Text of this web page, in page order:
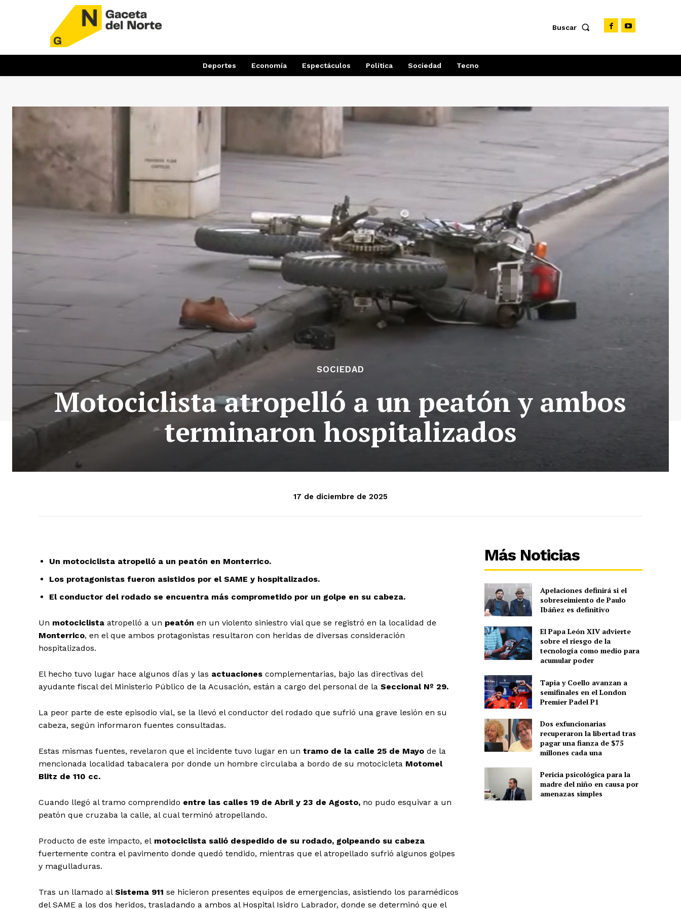
Buscar
Deportes Economía Espectáculos Política Sociedad Tecno
SOCIEDAD
Motociclista atropelló a un peatón y ambos
terminaron hospitalizados
17 de diciembre de 2025
Un motociclista atropelló a un peatón en Monterrico.
Los protagonistas fueron asistidos por el SAME y hospitalizados.
El conductor del rodado se encuentra más comprometido por un golpe en su cabeza.
Un motociclista atropelló a un peatón en un violento siniestro vial que se registró en la localidad de
Monterrico, en el que ambos protagonistas resultaron con heridas de diversas consideración
hospitalizados.
El hecho tuvo lugar hace algunos días y las actuaciones complementarias, bajo las directivas del
ayudante fiscal del Ministerio Público de la Acusación, están a cargo del personal de la Seccional Nº 29.
La peor parte de este episodio vial, se la llevó el conductor del rodado que sufrió una grave lesión en su
cabeza, según informaron fuentes consultadas.
Estas mismas fuentes, revelaron que el incidente tuvo lugar en un tramo de la calle 25 de Mayo de la
mencionada localidad tabacalera por donde un hombre circulaba a bordo de su motocicleta Motomel
Blitz de 110 cc.
Cuando llegó al tramo comprendido entre las calles 19 de Abril y 23 de Agosto, no pudo esquivar a un
peatón que cruzaba la calle, al cual terminó atropellando.
Producto de este impacto, el motociclista salió despedido de su rodado, golpeando su cabeza
fuertemente contra el pavimento donde quedó tendido, mientras que el atropellado sufrió algunos golpes
y magulladuras.
Tras un llamado al Sistema 911 se hicieron presentes equipos de emergencias, asistiendo los paramédicos
del SAME a los dos heridos, trasladando a ambos al Hospital Isidro Labrador, donde se determinó que el
Más Noticias
Apelaciones definirá si el
sobreseimiento de Paulo
Ibáñez es definitivo
El Papa León XIV advierte
sobre el riesgo de la
tecnología como medio para
acumular poder
Tapia y Coello avanzan a
semifinales en el London
Premier Padel P1
Dos exfuncionarias
recuperaron la libertad tras
pagar una fianza de $75
millones cada una
Pericia psicológica para la
madre del niño en causa por
amenazas simples